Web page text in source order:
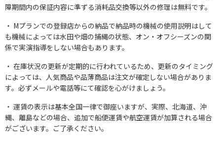
障期間内の保証内容に準ずる消耗品交換等以外の修理は無料です。
Mプランでの登録店からの納品で納品時の機械の使用説明はして
も機械によっては水田や畑の捕縄の状態、オン・オフシーズンの関
係で実演指導をしない場合もあります。
在庫状況の更新が定期的に行われているため、更新のタイミング
によっては、人気商品や品薄商品は注文が確定しない場合がありま
す。必ずメールや電話等にて確認を心がけましょう。
運賃の表示は基本全国一律で御座いますが、実際、北海道、沖
縄、離島などの場合、追加で船便運賃や航空運賃が加算される場合
がございます。ご了承ください。